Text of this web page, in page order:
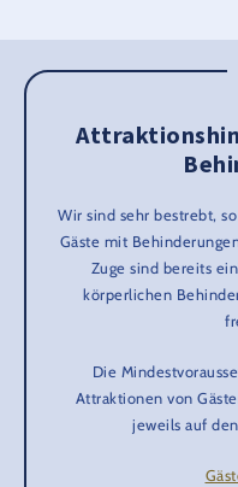
Wir sind sehr bestrebt,
Gäste mit
Zuge sind bereits
körperlichen
Die
Attraktionen von
jeweils auf